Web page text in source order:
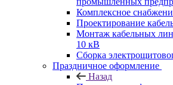
Комплексное
Проектирование
Монтаж кабельных
10 кВ
Сборка
Праздничное оформление
Назад